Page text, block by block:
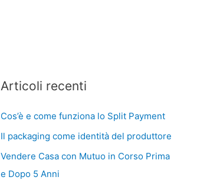
Articoli recenti
Cos’è e come funziona lo Split Payment
Il packaging come identità del produttore
Vendere Casa con Mutuo in Corso Prima
e Dopo 5 Anni